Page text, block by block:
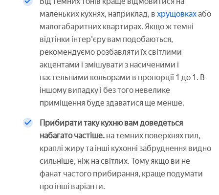
маленьких кухнях, наприклад, в хрущовкахабо
малогабаритних квартирах. Якщо ж темні
відтінки інтер'єру вам подобаються,
рекомендуємо розбавляти їх світлими
акцентами і змішувати з насиченими і
пастельними кольорами в пропорції 1 до 1. В
іншому випадку і без того невелике
приміщення буде здаватися ще менше.
Прибирати таку кухню вам доведеться
набагато частіше. на темних поверхнях пил,
краплі жиру та інші кухонні забруднення видно
сильніше, ніж на світлих. Тому якщо ви не
фанат частого прибирання, краще подумати
про інші варіанти.